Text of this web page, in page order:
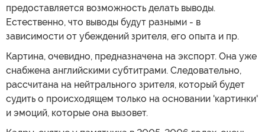
предоставляется возможность делать выводы.
Естественно, что выводы будут разными - в
зависимости от убеждений зрителя, его опыта и пр.
Картина, очевидно, предназначена на экспорт. Она уже
снабжена английскими субтитрами. Следовательно,
рассчитана на нейтрального зрителя, который будет
судить о происходящем только на основании 'картинки'
и эмоций, которые она вызовет.